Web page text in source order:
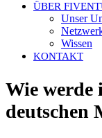
ÜBER
Unser
Wissen
KONTAKT
Wie werde
deutschen